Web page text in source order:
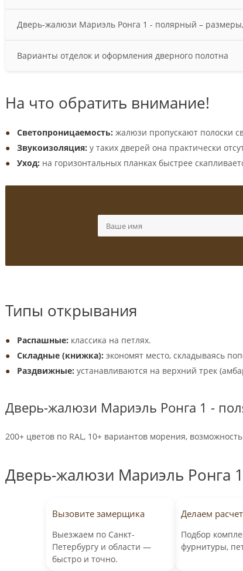
гарантированно встанут в проём как "родные".
наши мастера установят двери как надо, а не как
Дверь-жалюзи Мариэль Ронга 1 - полярный –
шириной до 1000 мм. Сама дверь может быть
Варианты отделок и оформления дверного полотна
На что обратить внимание!
Светопроницаемость: жалюзи пропускают полоски
Звукоизоляция: у таких дверей она практически
Уход: на горизонтальных планках быстрее
Типы открывания
Распашные: классика на петлях.
Складные (книжка): экономят место, складываясь
Раздвижные: устанавливаются на верхний трек
Дверь-жалюзи Мариэль Ронга 1 -
200+ цветов по RAL, 10+ вариантов морения,
Дверь-жалюзи Мариэль Ронга
Вызовите замерщика
Выезжаем по Санкт-
Петербургу и области —
быстро и точно.
Делаем
Подбор
фурнитуры,